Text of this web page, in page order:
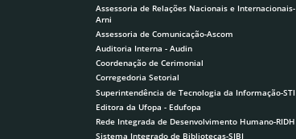
Assessoria de Relações Nacionais e Internacionais-
Arni
Assessoria de Comunicação-Ascom
Auditoria Interna - Audin
Coordenação de Cerimonial
Corregedoria Setorial
Superintendência de Tecnologia da Informação-STI
Editora da Ufopa - Edufopa
Rede Integrada de Desenvolvimento Humano-RIDH
Sistema Integrado de Bibliotecas-SIBI